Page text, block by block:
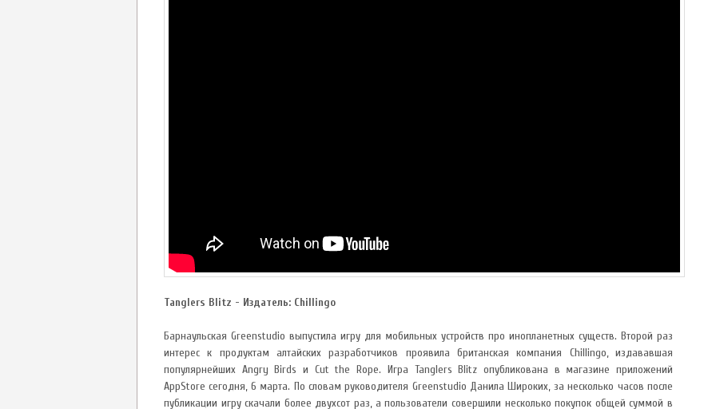
Tanglers Blitz - Издатель: Chillingo
Барнаульская Greenstudio выпустила игру для мобильных устройств про инопланетных существ. Второй раз
интерес к продуктам алтайских разработчиков проявила британская компания Chillingo, издававшая
популярнейших Angry Birds и Cut the Rope. Игра Tanglers Blitz опубликована в магазине приложений
AppStore сегодня, 6 марта. По словам руководителя Greenstudio Данила Широких, за несколько часов после
публикации игру скачали более двухсот раз, а пользователи совершили несколько покупок общей суммой в